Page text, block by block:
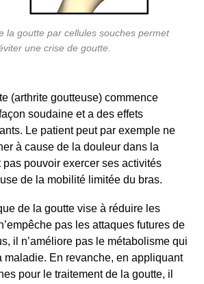
la goutte par cellules souches permet
une crise de goutte.
(arthrite goutteuse) commence
soudaine et a des effets
Le patient peut par exemple ne
à cause de la douleur dans la
pas pouvoir exercer ses activités
de la mobilité limitée du bras.
de la goutte vise à réduire les
pas les attaques futures de
il n’améliore pas le métabolisme qui
maladie. En revanche, en appliquant
pour le traitement de la goutte, il